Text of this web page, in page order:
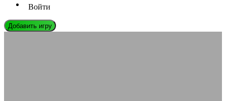
Войти
Добавить игру